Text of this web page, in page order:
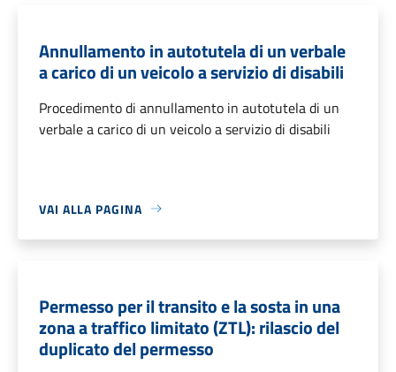
Annullamento in autotutela di un verbale
a carico di un veicolo a servizio di disabili
Procedimento di annullamento in autotutela di un
verbale a carico di un veicolo a servizio di disabili
VAI ALLA PAGINA
Permesso per il transito e la sosta in una
zona a traffico limitato (ZTL): rilascio del
duplicato del permesso